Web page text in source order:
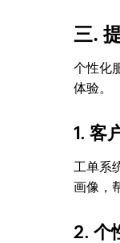
三.
个性化
体验。
1. 客
工单系
画像，
2. 个